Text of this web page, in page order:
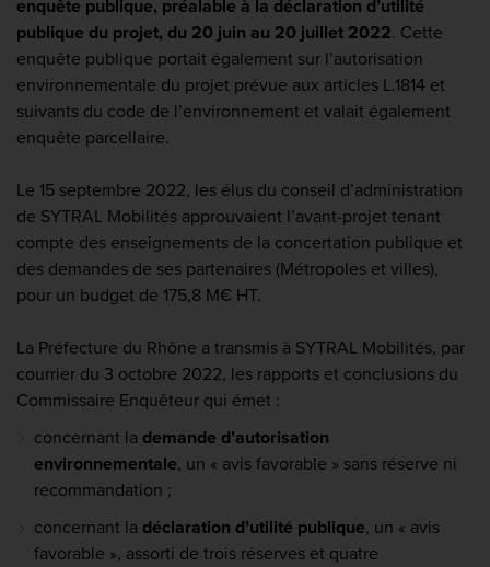
enquête publique, préalable à la déclaration d’utilité
publique du projet, du 20 juin au 20 juillet 2022. Cette
enquête publique portait également sur l’autorisation
environnementale du projet prévue aux articles L.1814 et
suivants du code de l’environnement et valait également
enquête parcellaire.
Le 15 septembre 2022, les élus du conseil d’administration
de SYTRAL Mobilités approuvaient l’avant-projet tenant
compte des enseignements de la concertation publique et
des demandes de ses partenaires (Métropoles et villes),
pour un budget de 175,8 M€ HT.
La Préfecture du Rhône a transmis à SYTRAL Mobilités, par
courrier du 3 octobre 2022, les rapports et conclusions du
Commissaire Enquêteur qui émet :
concernant la demande d’autorisation
environnementale, un « avis favorable » sans réserve ni
recommandation ;
concernant la déclaration d’utilité publique, un « avis
favorable », assorti de trois réserves et quatre